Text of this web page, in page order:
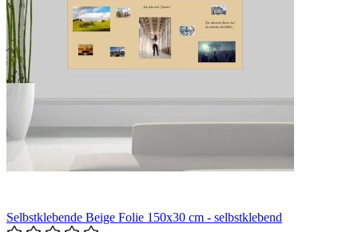
Selbstklebende Beige Folie 150x30 cm - selbstklebend